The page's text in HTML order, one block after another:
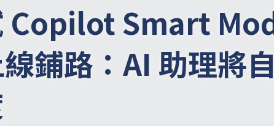
Copilot Smart
鋪路：AI 助理將